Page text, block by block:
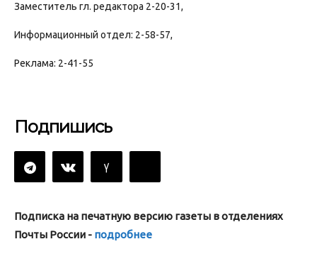
Заместитель гл. редактора 2-20-31,
Информационный отдел: 2-58-57,
Реклама: 2-41-55
Подпишись
Подписка на печатную версию газеты в отделениях
Почты России - подробнее